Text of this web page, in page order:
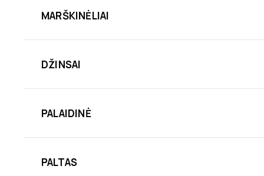
MARŠKINĖLIAI
DŽINSAI
PALAIDINĖ
PALTAS